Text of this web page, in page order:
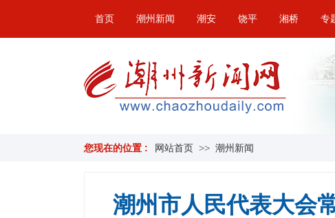
首页 潮州新闻 潮安 饶平 湘桥 专
您现在的位置 : 网站首页 >> 潮州新闻
潮州市人民代表大会